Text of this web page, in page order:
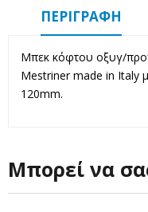
ΠΕΡΙΓΡΑΦΉ
Μπεκ κόφτου οξυγ/
Mestriner made in Italy
120mm.
Μπορεί να